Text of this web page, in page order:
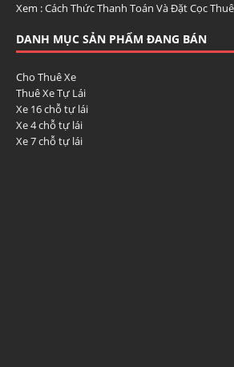
Xem :Cách Thức Thanh Toán Và Đặt Cọc
DANH MỤC SẢN PHẨM ĐANG BÁN
Cho Thuê Xe
Thuê Xe Tự Lái
Xe 16 chỗ tự lái
Xe 4 chỗ tự lái
Xe 7 chỗ tự lái